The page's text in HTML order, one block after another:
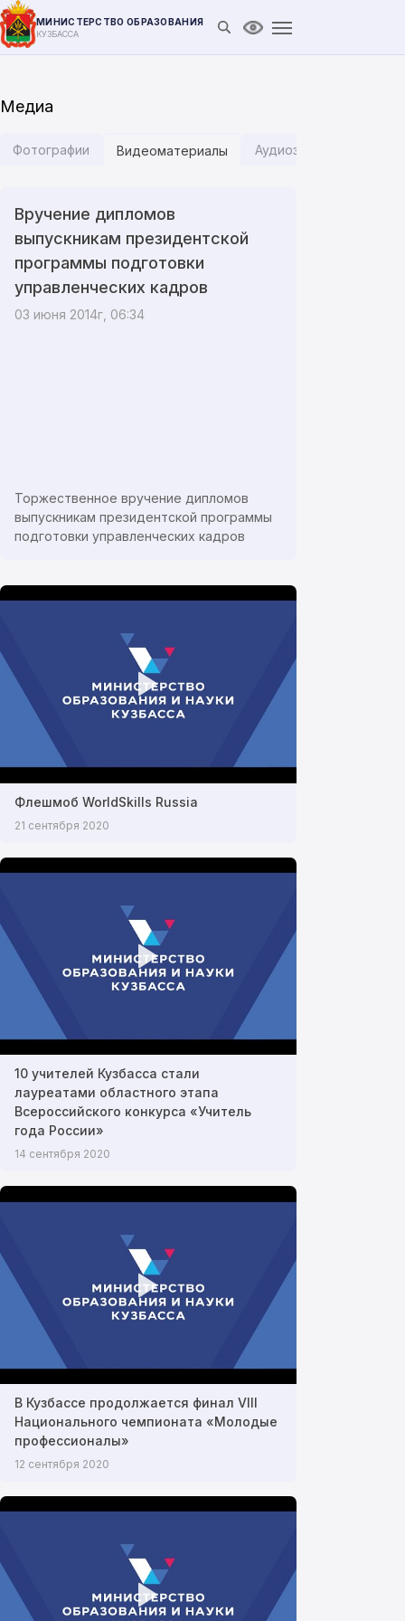
МИНИСТЕРСТВО ОБРАЗОВАНИЯ
КУЗБАССА Открыть поиск
Версия для
Медиа
Фотографии Видеоматериалы Аудиозаписи
Вручение дипломов
выпускникам президентской
программы подготовки
управленческих кадров
03 июня 2014г, 06:34
Торжественное вручение дипломов
выпускникам президентской программы
подготовки управленческих кадров
Флешмоб WorldSkills Russia
21 сентября 2020
10 учителей Кузбасса стали
лауреатами областного этапа
Всероссийского конкурса «Учитель
года России»
14 сентября 2020
В Кузбассе продолжается финал VIII
Национального чемпионата «Молодые
профессионалы»
12 сентября 2020